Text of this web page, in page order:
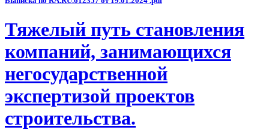
Тяжелый путь становления
компаний, занимающихся
негосударственной
экспертизой проектов
строительства.